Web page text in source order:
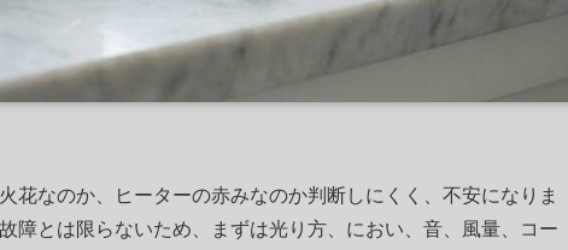
花なのか、ヒーターの赤みなのか判断しにくく、不安になりま
障とは限らないため、まずは光り方、におい、音、風量、コー